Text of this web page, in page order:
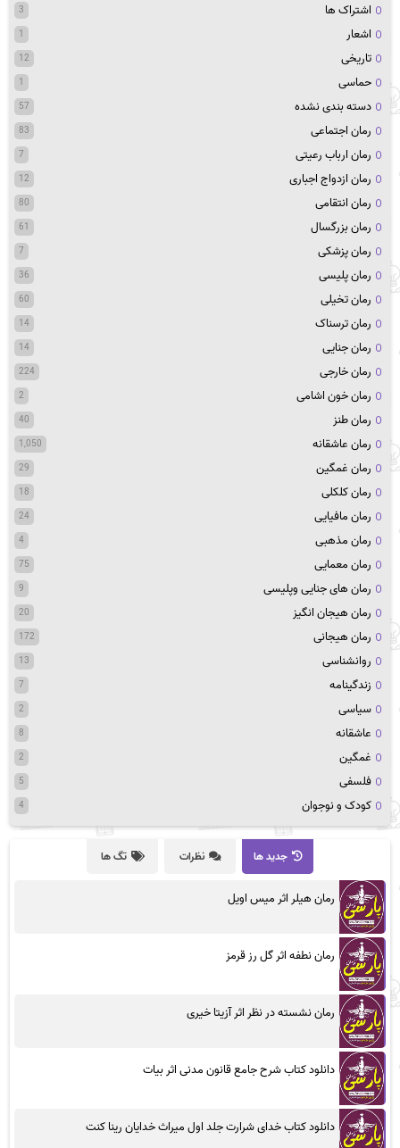
اشتراک ها
3
اشعار 1
تاریخی 12
حماسی 1
دسته بندی نشده 57
رمان اجتماعی 83
رمان ارباب رعیتی 7
رمان ازدواج اجباری 12
رمان انتقامی 80
رمان بزرگسال 61
رمان پزشکی 7
رمان پلیسی 36
رمان تخیلی 60
رمان ترسناک 14
رمان جنایی 14
رمان خارجی 224
رمان خون اشامی 2
رمان طنز 40
رمان عاشقانه 1,050
رمان غمگین 29
رمان کلکلی 18
رمان مافیایی 24
رمان مذهبی 4
رمان معمایی 75
رمان های جنایی وپلیسی 9
رمان هیجان انگیز 20
رمان هیجانی 172
روانشناسی 13
زندگینامه 7
سیاسی 2
عاشقانه 8
غمگین 2
فلسفی 5
کودک و نوجوان 4
جدید ها نظرات تگ ها
رمان هیلر اثر میس اویل
رمان نطفه اثر گل رز قرمز
رمان نشسته در نظر اثر آزیتا خیری
دانلود کتاب شرح جامع قانون مدنی اثر بیات
دانلود کتاب خدای شرارت جلد اول میراث خدایان رینا کنت